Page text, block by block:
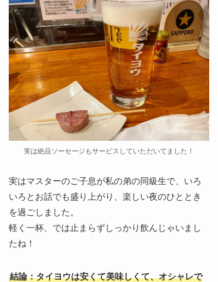
実は絶品ソーセージもサービスしていただいてました！
実はマスターのご子息が私の弟の同級生で、いろ
いろとお話でも盛り上がり、楽しい夜のひととき
を過ごしました。
軽く一杯、では止まらずしっかり飲んじゃいまし
たね！
結論：タイヨウは安くて美味しくて、オシャレで